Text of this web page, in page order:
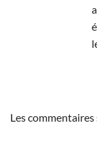
Les commentaires